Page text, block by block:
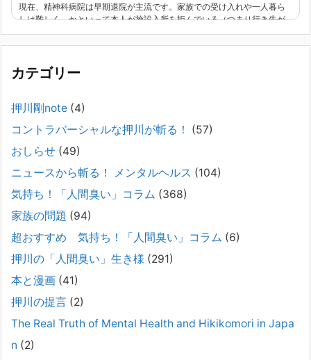
現在、精神科病院は早期退院が主流です。家族での受け入れや一人暮ら
しは難しく、かといって本人が施設入所を拒んでいる（つまり行き先が
困ってし[...]
精神科から「退院できます」と言われた家族へ──退院
2026年2月21日
通常価格 2,980円 → 今だけ 1,480円（50％OFF）こちらのnoteは、
（株）トキワ精神保健事務所（所長：押川剛）が支援の現場で行なって
きた実務対応を、家族向けに整理しています。 続きをみ
#042 精神疾患の子どもと健全なコミュニケーション
がとれない（母娘編）。
2025年8月17日
弊社は、病識のない重篤な精神疾患を抱えるご家族からのご相談を受
け、長年にわたり精神科医療へのアクセスの仕方や問題解決に取り組ん
い場合、家 [...]
#041 将来を案じる「きょうだい」必見②きょうだ
で困っている方へ
カテゴリー
押川剛note (4)
コントラバーシャルな押川が斬る！
(57)
おしらせ (49)
ニュースから斬る！ メンタルヘルス (104)
気持ち！「人間臭い」コラム (368)
家族の問題 (94)
超おすすめ 気持ち！「人間臭い」コラム (6)
押川の「人間臭い」生き様 (291)
本と漫画 (41)
押川の提言 (2)
The Real Truth of Mental Health and Hikikomori in Japa
n (2)